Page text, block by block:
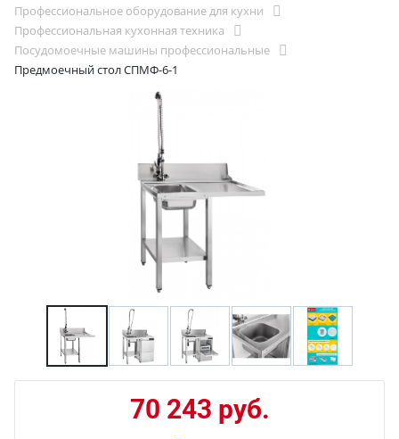
Профессиональное оборудование для кухни
Профессиональная кухонная техника
Посудомоечные машины профессиональные
Предмоечный стол СПМФ-6-1
70 243 руб.